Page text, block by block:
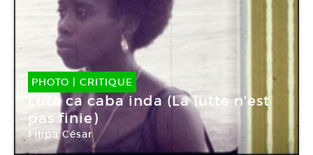
PHOTO | CRITIQUE
Luta ca caba inda (La lutte n’est
pas finie)
Filipa César
Jeu de Paume